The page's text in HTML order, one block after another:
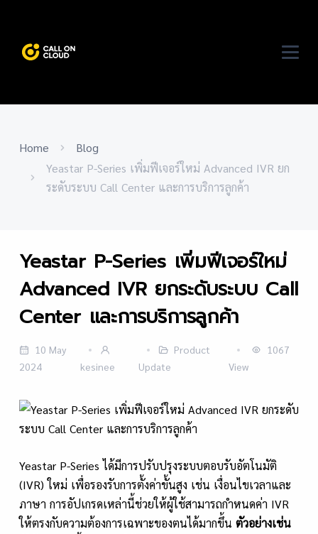
Home
Blog
Yeastar P-Series เพิ่มฟีเจอร์ใหม่ Advanced IVR ยก
ระดับระบบ Call Center และการบริการลูกค้า
Yeastar P-Series เพิ่มฟีเจอร์ใหม่
Advanced IVR ยกระดับระบบ Call
Center และการบริการลูกค้า
10 May
2024
kesinee
Product
Update
1067
View
Yeastar P-Series ได้มีการปรับปรุงระบบตอบรับอัตโนมัติ
(IVR) ใหม่ เพื่อรองรับการตั้งค่าขั้นสูง เช่น เงื่อนไขเวลาและ
ภาษา การอัปเกรดเหล่านี้ช่วยให้ผู้ใช้สามารถกำหนดค่า IVR
ให้ตรงกับความต้องการเฉพาะของตนได้มากขึ้น ตัวอย่างเช่น